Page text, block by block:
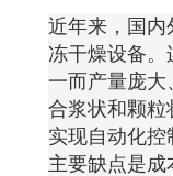
近年来，国内
冻干燥设备。
一而产量庞大
合浆状和颗粒
实现自动化
主要缺点是成